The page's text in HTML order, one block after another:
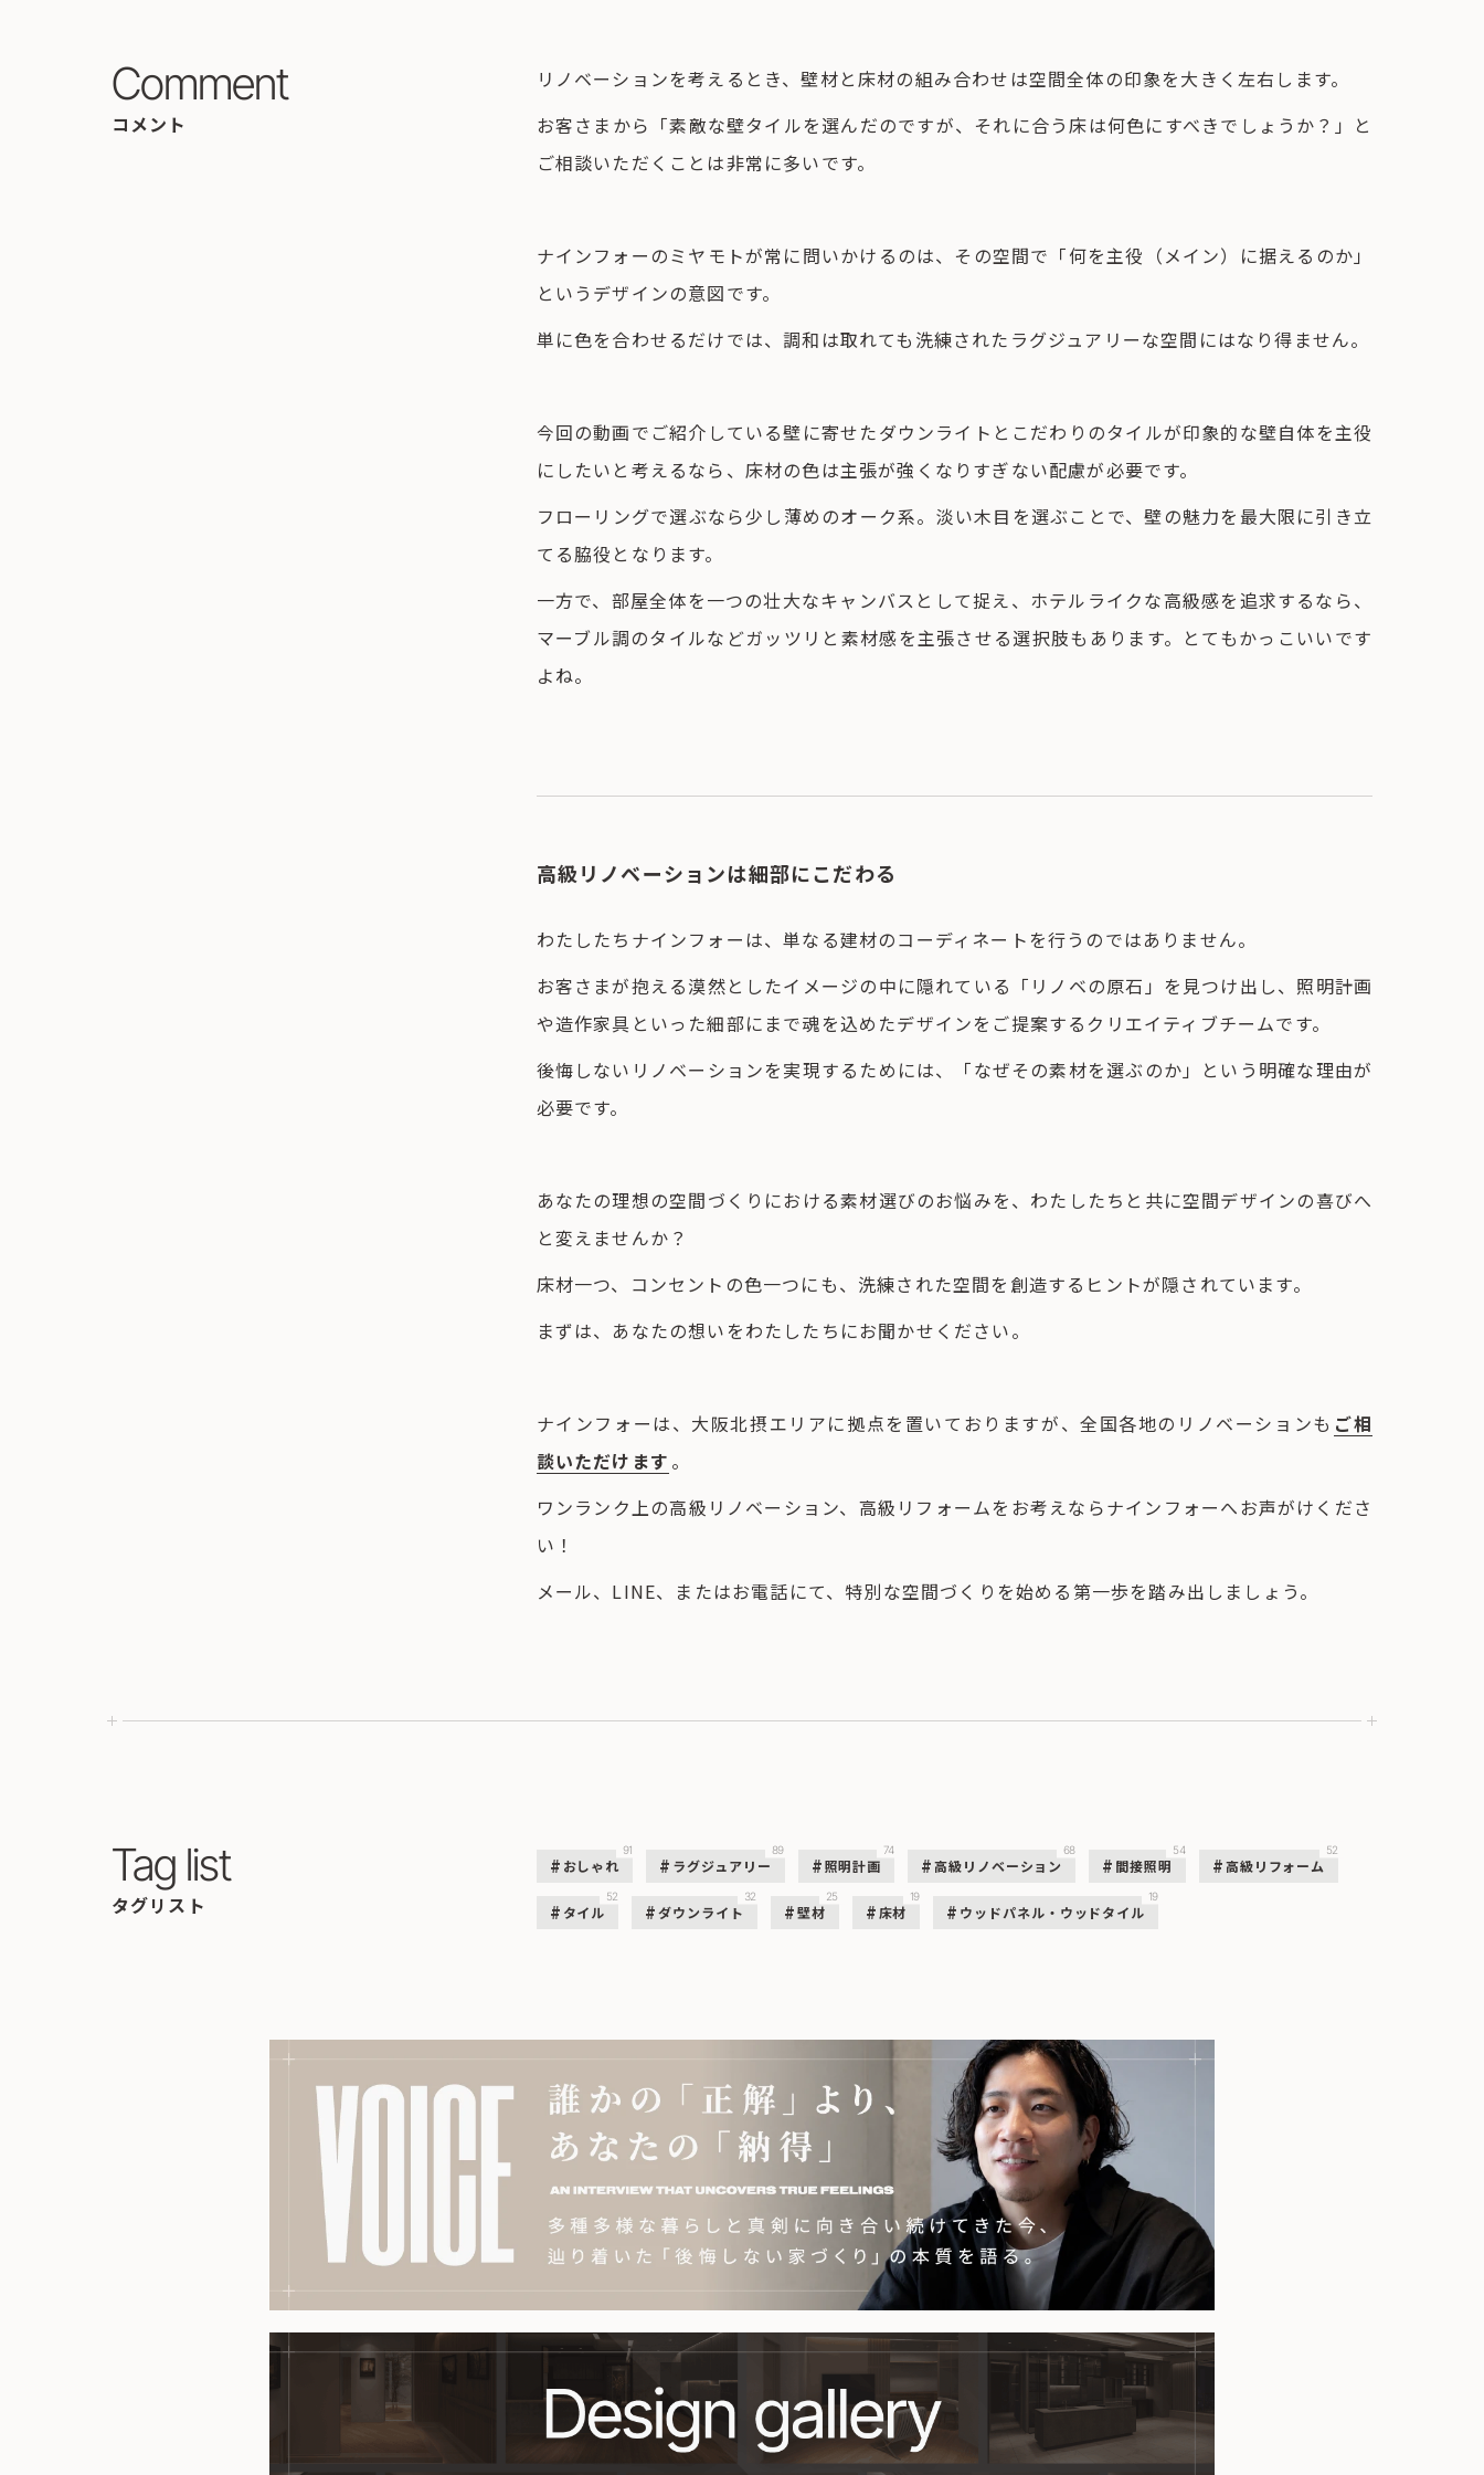
Comment
コメント
リノベーションを考えるとき、壁材と床材の組み合わせは空間全体の印象を大きく左右します。
お客さまから「素敵な壁タイルを選んだのですが、それに合う床は何色にすべきでしょうか？」と
ご相談いただくことは非常に多いです。
ナインフォーのミヤモトが常に問いかけるのは、その空間で「何を主役（メイン）に据えるのか」
というデザインの意図です。
単に色を合わせるだけでは、調和は取れても洗練されたラグジュアリーな空間にはなり得ません。
今回の動画でご紹介している壁に寄せたダウンライトとこだわりのタイルが印象的な壁自体を主役
にしたいと考えるなら、床材の色は主張が強くなりすぎない配慮が必要です。
フローリングで選ぶなら少し薄めのオーク系。淡い木目を選ぶことで、壁の魅力を最大限に引き立
てる脇役となります。
一方で、部屋全体を一つの壮大なキャンバスとして捉え、ホテルライクな高級感を追求するなら、
マーブル調のタイルなどガッツリと素材感を主張させる選択肢もあります。とてもかっこいいです
よね。
高級リノベーションは細部にこだわる
わたしたちナインフォーは、単なる建材のコーディネートを行うのではありません。
お客さまが抱える漠然としたイメージの中に隠れている「リノベの原石」を見つけ出し、照明計画
や造作家具といった細部にまで魂を込めたデザインをご提案するクリエイティブチームです。
後悔しないリノベーションを実現するためには、「なぜその素材を選ぶのか」という明確な理由が
必要です。
あなたの理想の空間づくりにおける素材選びのお悩みを、わたしたちと共に空間デザインの喜びへ
と変えませんか？
床材一つ、コンセントの色一つにも、洗練された空間を創造するヒントが隠されています。
まずは、あなたの想いをわたしたちにお聞かせください。
ナインフォーは、大阪北摂エリアに拠点を置いておりますが、全国各地のリノベーションも ご相
談いただけます 。
ワンランク上の高級リノベーション、高級リフォームをお考えならナインフォーへお声がけくださ
い！
メール、LINE、またはお電話にて、特別な空間づくりを始める第一歩を踏み出しましょう。
Tag list
タグリスト
おしゃれ
91
ラグジュアリー
89
照明計画
74
高級リノベーション
68
間接照明
54
高級リフォーム
52
タイル
52
ダウンライト
32
壁材
25
床材
19
ウッドパネル・ウッドタイル
19